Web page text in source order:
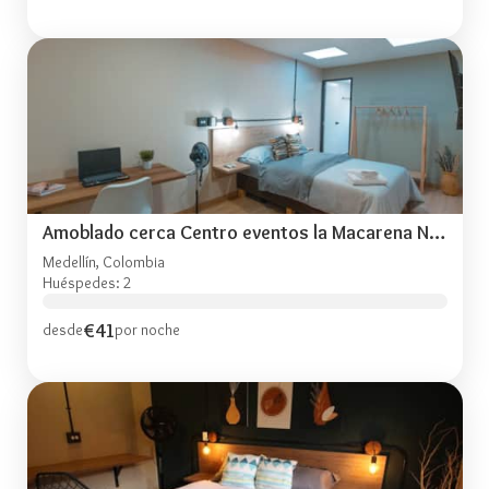
Amoblado cerca Centro eventos la Macarena NID203
Medellín, Colombia
Huéspedes: 2
desde€41por noche